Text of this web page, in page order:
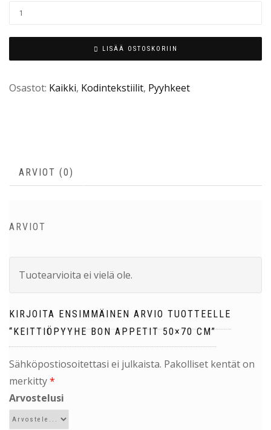
LISÄÄ OSTOSKORIIN
Osastot: Kaikki, Kodintekstiilit, Pyyhkeet
ARVIOT (0)
ARVIOT
Tuotearvioita ei vielä ole.
KIRJOITA ENSIMMÄINEN ARVIO TUOTTEELLE
“KEITTIÖPYYHE BON APPETIT 50×70 CM”
Sähköpostiosoitettasi ei julkaista. Pakolliset kentät on
merkitty*
Arvostelusi